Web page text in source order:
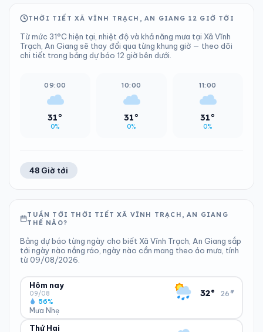
THỜI TIẾT XÃ VĨNH TRẠCH, AN GIANG 12 GIỜ TỚI
Từ mức 31°C hiện tại, nhiệt độ và khả năng mưa tại Xã Vĩnh
Trạch, An Giang sẽ thay đổi qua từng khung giờ — theo dõi
chi tiết trong bảng dự báo 12 giờ bên dưới.
09:00
31°
0%
10:00
31°
0%
11:00
31°
0%
48 Giờ tới
TUẦN TỚI THỜI TIẾT XÃ VĨNH TRẠCH, AN GIANG
THẾ NÀO?
Bảng dự báo từng ngày cho biết Xã Vĩnh Trạch, An Giang sắp
tới ngày nào nắng ráo, ngày nào cần mang theo áo mưa, tính
từ 09/08/2026.
Hôm nay
09/08
Mưa Nhẹ
56%
32° 26°
▾
ĐỘ ẨM
Thứ Hai